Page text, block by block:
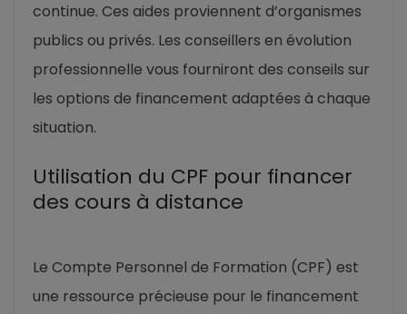
continue. Ces aides proviennent d’organismes
publics ou privés. Les conseillers en évolution
professionnelle vous fourniront des conseils sur
les options de financement adaptées à chaque
situation.
Utilisation du CPF pour financer
des cours à distance
Le Compte Personnel de Formation (CPF) est
une ressource précieuse pour le financement